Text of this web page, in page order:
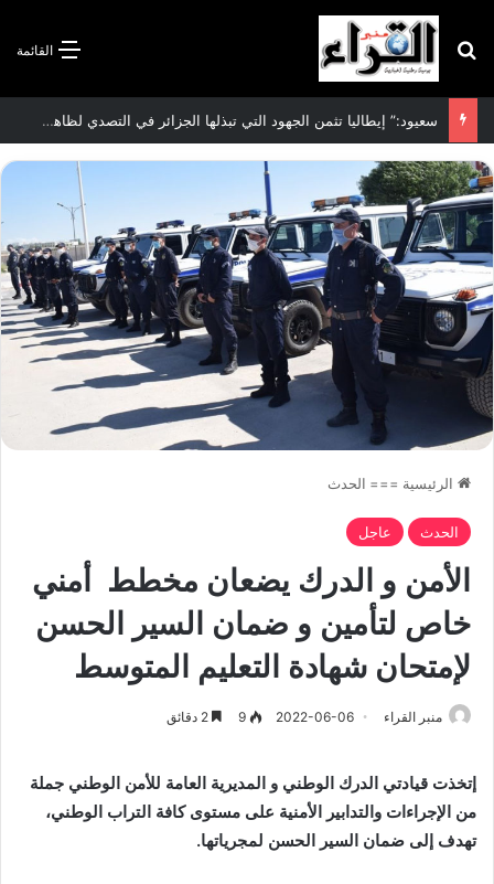
القائمة بحث عن
سعيود:” إيطاليا تثمن الجهود التي تبذلها الجزائر في التصدي لظاهرة الهجرة غير الشرعية”
الرئيسية === الحدث
الحدث عاجل
الأمن و الدرك يضعان مخطط أمني
خاص لتأمين و ضمان السير الحسن
لإمتحان شهادة التعليم المتوسط
منبر القراء 2022-06-06
9
إتخذت قيادتي الدرك الوطني و المديرية العامة للأمن الوطني جملة
من الإجراءات والتدابير الأمنية على مستوى كافة التراب الوطني،
تهدف إلى ضمان السير الحسن لمجرياتها.